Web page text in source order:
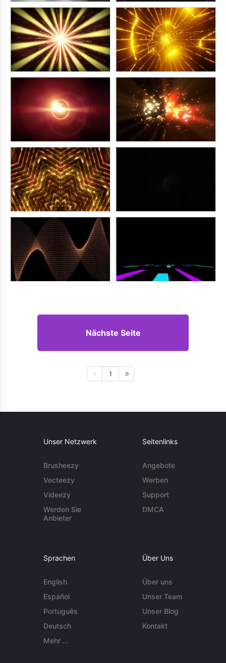
Nächste Seite
1
Unser Netzwerk
Brusheezy
Vecteezy
Videezy
Werden Sie
Anbieter
Seitenlinks
Angebote
Werben
Support
DMCA
Sprachen
English
Español
Português
Deutsch
Mehr ...
Über Uns
Über uns
Unser Team
Unser Blog
Kontakt